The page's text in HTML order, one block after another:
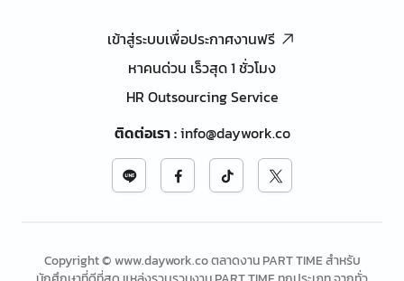
เข้าสู่ระบบเพื่อประกาศงานฟรี
หาคนด่วน เร็วสุด 1 ชั่วโมง
HR Outsourcing Service
ติดต่อเรา:info@daywork.co
Copyright © www.daywork.co ตลาดงาน PART TIME สำหรับ